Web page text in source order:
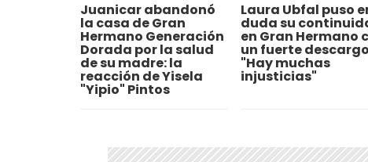
Juanicar abandonó
la casa de Gran
Hermano Generación
Dorada por la salud
de su madre: la
reacción de Yisela
"Yipio" Pintos
Laura Ubfal puso
duda su
en Gran Hermano
un fuerte
"Hay muchas
injusticias"